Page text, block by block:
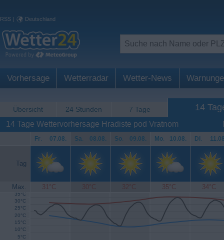
RSS | Deutschland
Vorhersage Wetterradar Wetter-News
Übersicht 24 Stunden 7 Tage 14
14 Tage Wettervorhersage Hradiste pod Vratnom
Fr. 07.08. Sa. 08.08. So. 09.08. Mo. 10.08. Di.
Tag
Max. 31°C 30°C 32°C 35°C 34°C
5°C
10°C
15°C
20°C
25°C
30°C
35°C